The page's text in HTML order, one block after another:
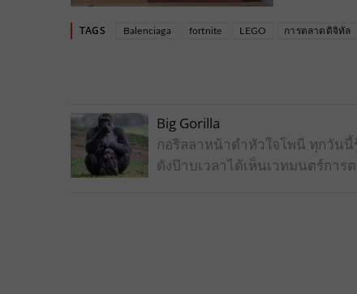
TAGS Balenciaga fortnite LEGO การตลาดดิจิทัล
Big Gorilla
กอริลลาหน้าดำหัวใจโพนี ทุกวัน
ดังป๊าบเวลาได้เห็นเวทมนตร์การ